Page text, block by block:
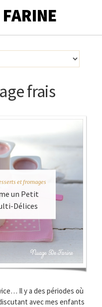
frais
et fromages
un Petit
Délices
Il y a des périodes où
avec mes enfants